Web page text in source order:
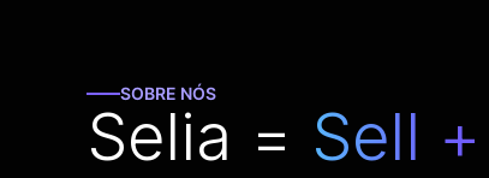
SOBRE NÓS
Selia = Sell